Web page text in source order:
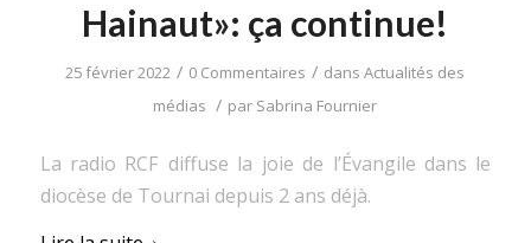
Hainaut»: ça continue!
25 février 2022 / 0 Commentaires / dansActualités des
médias / par Sabrina Fournier
La radio RCF diffuse la joie de l’Évangile dans le
diocèse de Tournai depuis 2 ans déjà.